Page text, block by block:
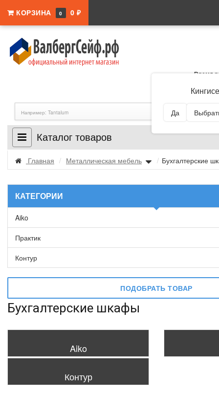
КОРЗИНА 0 0 ₽
Да
Время
Каталог товаров
Главная / Металлическая мебель / Бухгалтерские
КАТЕГОРИИ
Aiko
Практик
Контур
ПОДОБРАТЬ ТОВАР
Бухгалтерские шкафы
Aiko
Контур